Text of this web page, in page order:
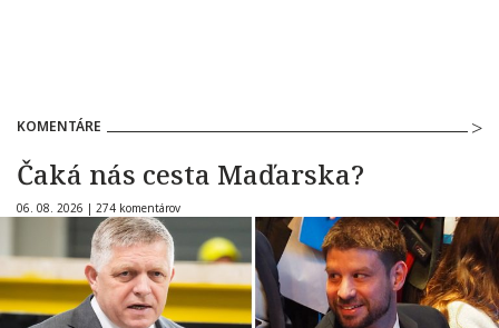
KOMENTÁRE
Čaká nás cesta Maďarska?
06. 08. 2026 | 274 komentárov